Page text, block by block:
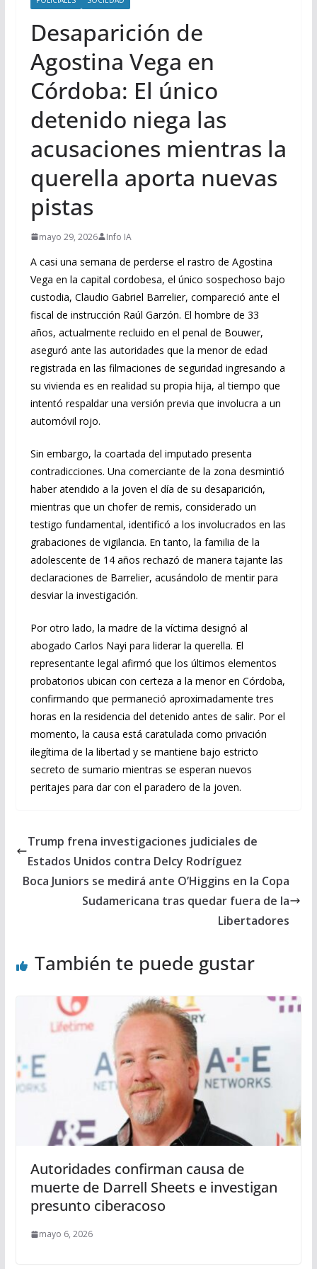
Desaparición de
Agostina Vega en
Córdoba: El único
detenido niega las
acusaciones mientras la
querella aporta nuevas
pistas
mayo 29, 2026 Info IA
A casi una semana de perderse el rastro de Agostina
Vega en la capital cordobesa, el único sospechoso bajo
custodia, Claudio Gabriel Barrelier, compareció ante el
fiscal de instrucción Raúl Garzón. El hombre de 33
años, actualmente recluido en el penal de Bouwer,
aseguró ante las autoridades que la menor de edad
registrada en las filmaciones de seguridad ingresando a
su vivienda es en realidad su propia hija, al tiempo que
intentó respaldar una versión previa que involucra a un
automóvil rojo.
Sin embargo, la coartada del imputado presenta
contradicciones. Una comerciante de la zona desmintió
haber atendido a la joven el día de su desaparición,
mientras que un chofer de remis, considerado un
testigo fundamental, identificó a los involucrados en las
grabaciones de vigilancia. En tanto, la familia de la
adolescente de 14 años rechazó de manera tajante las
declaraciones de Barrelier, acusándolo de mentir para
desviar la investigación.
Por otro lado, la madre de la víctima designó al
abogado Carlos Nayi para liderar la querella. El
representante legal afirmó que los últimos elementos
probatorios ubican con certeza a la menor en Córdoba,
confirmando que permaneció aproximadamente tres
horas en la residencia del detenido antes de salir. Por el
momento, la causa está caratulada como privación
ilegítima de la libertad y se mantiene bajo estricto
secreto de sumario mientras se esperan nuevos
peritajes para dar con el paradero de la joven.
Trump frena investigaciones judiciales de
Estados Unidos contra Delcy Rodríguez
Boca Juniors se medirá ante O’Higgins en la Copa
Sudamericana tras quedar fuera de la
Libertadores
También te puede gustar
Autoridades confirman causa de
muerte de Darrell Sheets e investigan
presunto ciberacoso
mayo 6, 2026